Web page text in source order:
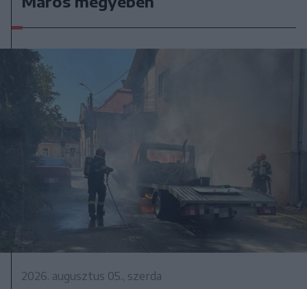
2026. augusztus 05., szerda